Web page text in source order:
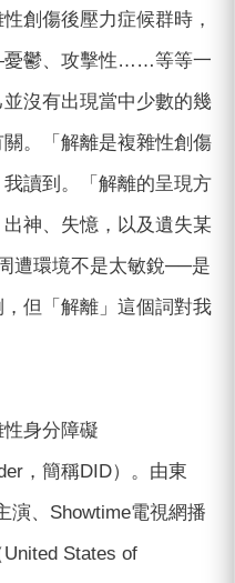
創傷後壓力症候群時，
鬱、攻擊性……等等一
沒有出現當中少數的幾
。「解離是複雜性創傷
讀到。「解離的呈現方
神、失憶，以及遺失某
遭環境不是太敏銳──是
但「解離」這個詞對我
身分障礙
，簡稱DID）。由東
演、Showtime電視網播
States of